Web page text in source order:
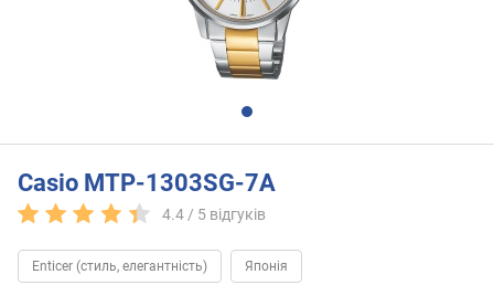
Casio MTP-1303SG-7A
4.4 / 5 відгуків
Enticer (стиль, елегантність) Японія